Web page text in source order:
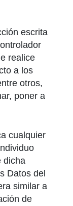
escrita
realice
a los
otros,
poner a
cualquier
dicha
Datos del
similar a
de